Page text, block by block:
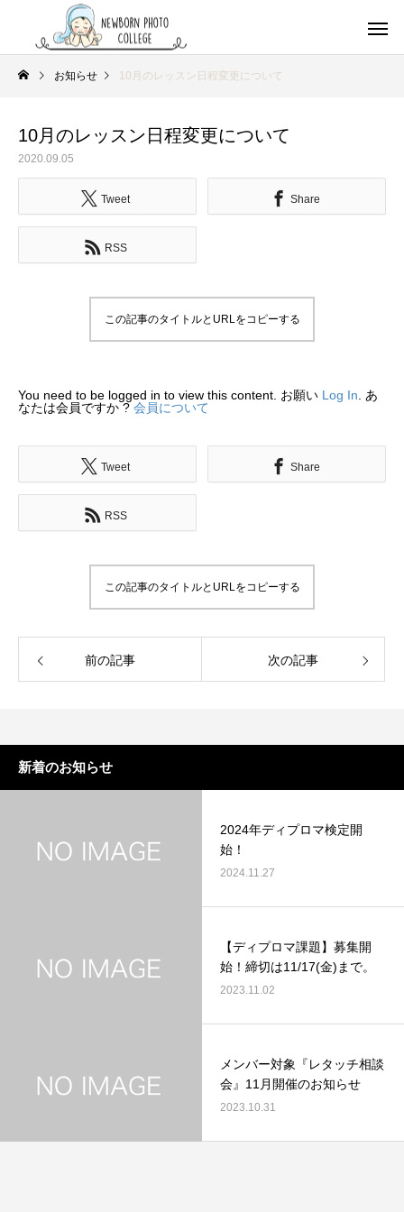
お知らせ 10月のレッスン日程変更について
10月のレッスン日程変更について
2020.09.05
Tweet Share
RSS
この記事のタイトルとURLをコピーする
You need to be logged in to view this content. お願い Log In . あ
なたは会員ですか ? 会員について
Tweet Share
RSS
この記事のタイトルとURLをコピーする
前の記事 次の記事
新着のお知らせ
2024年ディプロマ検定開
始！
2024.11.27
【ディプロマ課題】募集開
始！締切は11/17(金)まで。
2023.11.02
メンバー対象『レタッチ相談
会』11月開催のお知らせ
2023.10.31